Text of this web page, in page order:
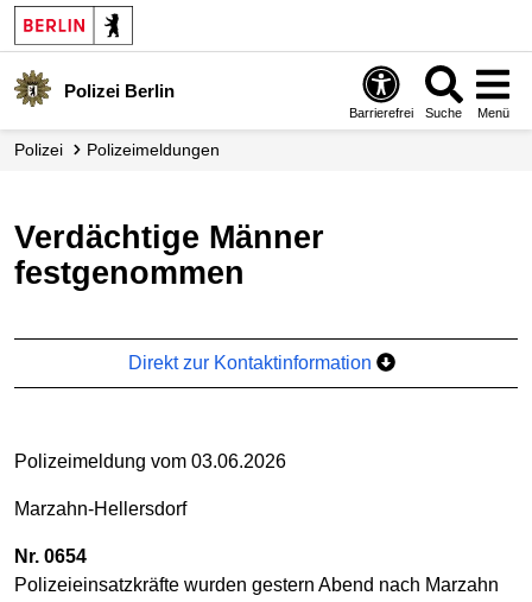
Polizei Berlin
Barrierefrei Suche Menü
Polizei Polizei­meldungen
Verdächtige Männer
festgenommen
Direkt zur Kontaktinformation
Polizeimeldung vom 03.06.2026
Marzahn-Hellersdorf
Nr. 0654
Polizeieinsatzkräfte wurden gestern Abend nach Marzahn